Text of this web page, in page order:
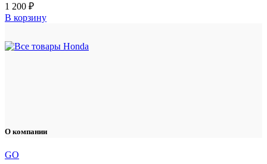
1 200 ₽
В корзину
О компании
GO